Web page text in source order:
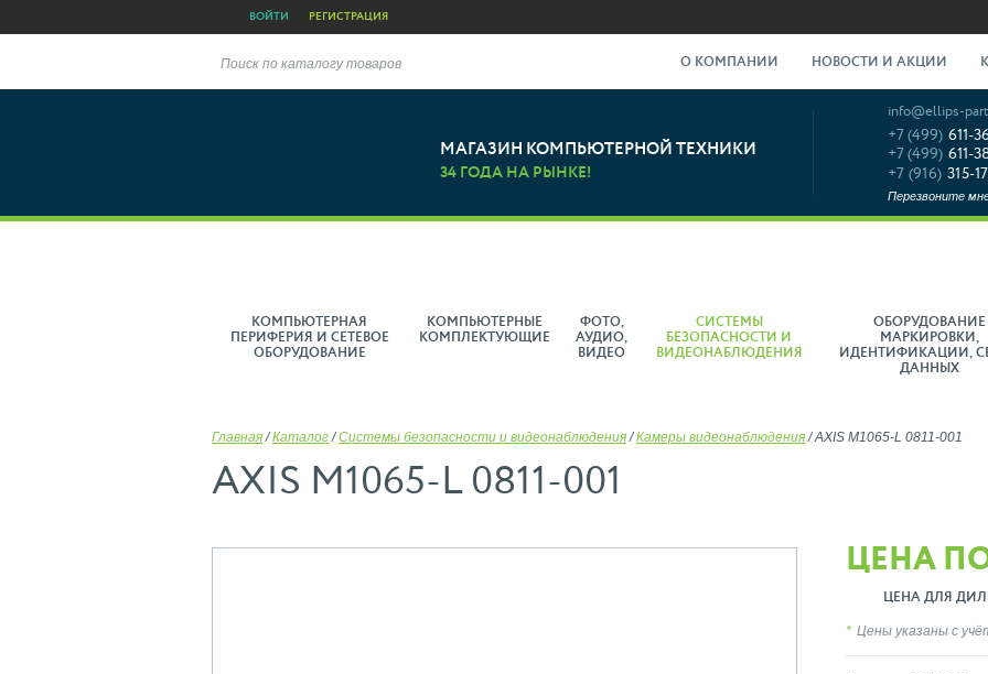
ВОЙТИ РЕГИСТРАЦИЯ
Поиск по каталогу товаров О КОМПАНИИ НОВОСТИ И АКЦИИ
МАГАЗИН КОМПЬЮТЕРНОЙ ТЕХНИКИ
34 ГОДА НА РЫНКЕ!
info@ellips-
+7 (499) 611-
+7 (499) 611-
+7 (916) 315-
Перезвоните
КОМПЬЮТЕРНАЯ
ПЕРИФЕРИЯ И СЕТЕВОЕ
ОБОРУДОВАНИЕ
КОМПЬЮТЕРНЫЕ
КОМПЛЕКТУЮЩИЕ
ФОТО,
АУДИО,
ВИДЕО
СИСТЕМЫ
БЕЗОПАСНОСТИ И
ВИДЕОНАБЛЮДЕНИЯ
ОБОРУДОВАНИЕ
МАРКИРОВКИ,
ИДЕНТИФИКАЦИИ,
ДАННЫХ
Главная /Каталог /Системы безопасности и видеонаблюдения /Камеры видеонаблюдения /AXIS M1065-L 0811-001
AXIS M1065-L 0811-001
ЦЕНА
ЦЕНА ДЛЯ
Цены указаны с